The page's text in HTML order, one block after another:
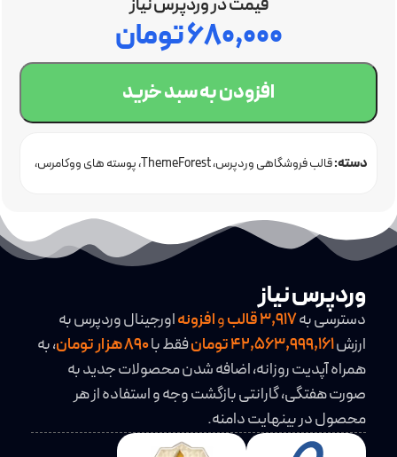
۶۸۰,۰۰۰تومان
افزودن به سبد خرید
دسته:قالب فروشگاهی وردپرس ThemeForest پوسته های ووکامرس
وردپرس نیاز
دسترسی به3,917قالبوافزونهاورجینال وردپرس به
ارزش42,563,999,161 تومان فقط با
، به
همراه آپدیت روزانه، اضافه شدن محصولات جدید به
صورت هفتگی، گارانتی بازگشت وجه و استفاده از هر
محصول در بینهایت دامنه.